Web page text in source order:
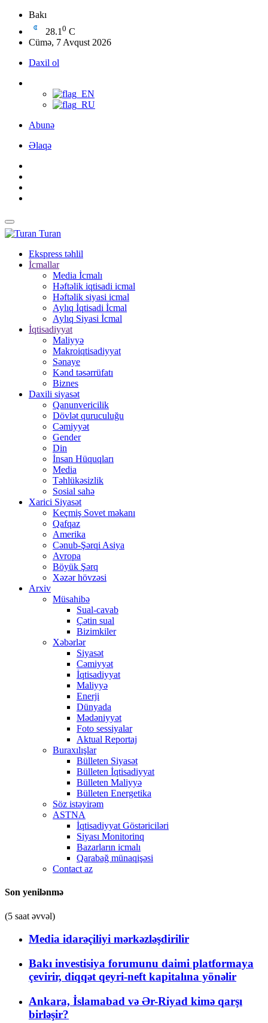
Bakı
28.1 0 C
Cümə, 7 Avqust 2026
Daxil ol
Abunə
Əlaqə
Turan
Ekspress təhlil
İcmallar
Media İcmalı
Həftəlik iqtisadi icmal
Həftəlik siyasi icmal
Aylıq İqtisadi İcmal
Aylıq Siyasi İcmal
İqtisadiyyat
Maliyyə
Makroiqtisadiyyat
Sənaye
Kənd təsərrüfatı
Biznes
Daxili siyasət
Qanunvericilik
Dövlət quruculuğu
Cəmiyyət
Gender
Din
İnsan Hüquqları
Media
Təhlükəsizlik
Sosial sahə
Xarici Siyasət
Keçmiş Sovet məkanı
Qafqaz
Amerika
Cənub-Şərqi Asiya
Avropa
Böyük Şərq
Xəzər hövzəsi
Arxiv
Müsahibə
Sual-cavab
Çətin sual
Bizimkiler
Xəbərlər
Siyasət
Cəmiyyət
İqtisadiyyat
Maliyyə
Enerji
Dünyada
Mədəniyyət
Foto sessiyalar
Aktual Reportaj
Buraxılışlar
Bülleten Siyasət
Bülleten İqtisadiyyat
Bülleten Maliyyə
Bülleten Energetika
Söz istəyirəm
ASTNA
İqtisadiyyat Göstəriciləri
Siyası Monitorinq
Bazarların icmalı
Qarabağ münaqişəsi
Contact az
Son yenilənmə
(5 saat əvvəl)
Media idarəçiliyi mərkəzləşdirilir
Bakı investisiya forumunu daimi platformaya
çevirir, diqqət qeyri-neft kapitalına yönəlir
Ankara, İslamabad və Ər-Riyad kimə qarşı
birləşir?